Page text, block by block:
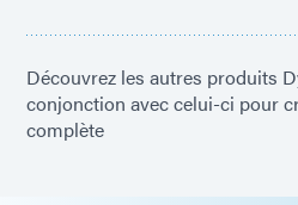
Découvrez les autres produits
conjonction avec celui-ci pour
complète